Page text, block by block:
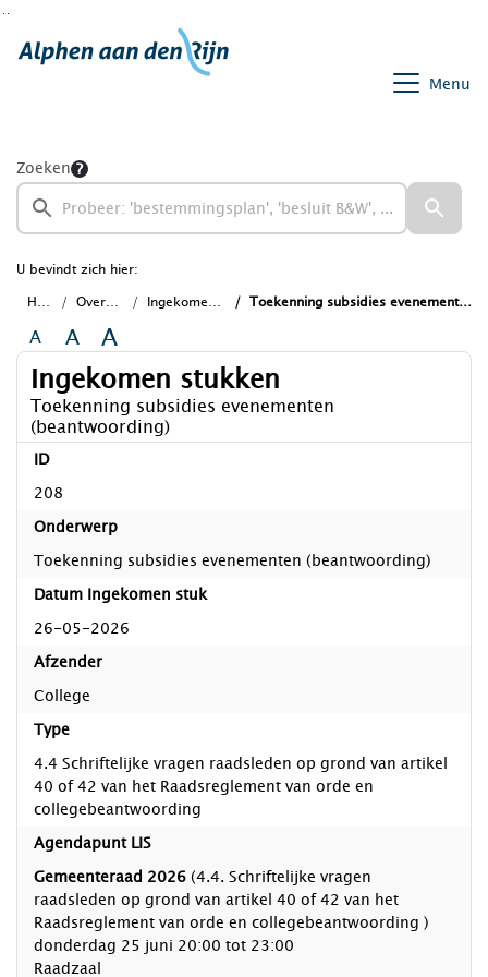
Ga naar de inhoud van deze pagina
Menu
Zoeken
U bevindt zich hier:
Home
Overzichten Ingekomen stukken Toekenning subsidies evenementen (beantwoording)
A A A
Ingekomen stukken
Toekenning subsidies evenementen
(beantwoording)
ID
208
Onderwerp
Toekenning subsidies evenementen (beantwoording)
Datum Ingekomen stuk
26-05-2026
Afzender
College
Type
4.4 Schriftelijke vragen raadsleden op grond van artikel
40 of 42 van het Raadsreglement van orde en
collegebeantwoording
Agendapunt LIS
Gemeenteraad 2026(4.4. Schriftelijke vragen
raadsleden op grond van artikel 40 of 42 van het
Raadsreglement van orde en collegebeantwoording )
donderdag 25 juni 20:00 tot 23:00
Raadzaal